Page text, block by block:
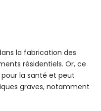
la fabrication des
résidentiels. Or, ce
la santé et peut
graves, notamment